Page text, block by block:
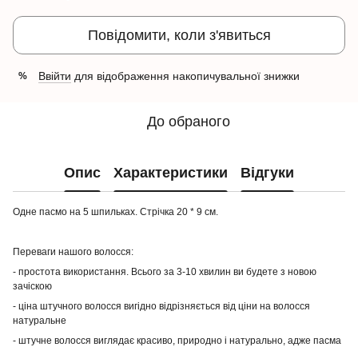
Повідомити, коли з'явиться
% Ввійти для відображення накопичувальної знижки
До обраного
Опис Характеристики Відгуки
Одне пасмо на 5 шпильках. Стрічка 20 * 9 см.
Переваги нашого волосся:
- простота використання. Всього за 3-10 хвилин ви будете з новою
зачіскою
- ціна штучного волосся вигідно відрізняється від ціни на волосся
натуральне
- штучне волосся виглядає красиво, природно і натурально, адже пасма